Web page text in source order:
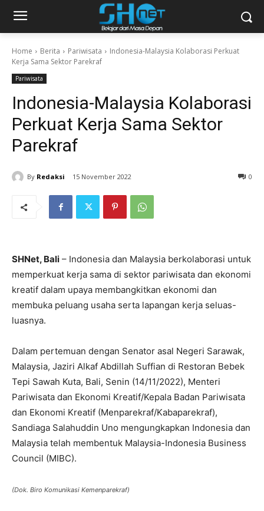
Home Berita Pariwisata
Indonesia-Malaysia Kolaborasi Perkuat
Kerja Sama Sektor Parekraf
Pariwisata
Indonesia-Malaysia Kolaborasi
Perkuat Kerja Sama Sektor
Parekraf
By Redaksi 15 November 2022 0
SHNet, Bali – Indonesia dan Malaysia berkolaborasi untuk
memperkuat kerja sama di sektor pariwisata dan ekonomi
kreatif dalam upaya membangkitkan ekonomi dan
membuka peluang usaha serta lapangan kerja seluas-
luasnya.
Dalam pertemuan dengan Senator asal Negeri Sarawak,
Malaysia, Jaziri Alkaf Abdillah Suffian di Restoran Bebek
Tepi Sawah Kuta, Bali, Senin (14/11/2022), Menteri
Pariwisata dan Ekonomi Kreatif/Kepala Badan Pariwisata
dan Ekonomi Kreatif (Menparekraf/Kabaparekraf),
Sandiaga Salahuddin Uno mengungkapkan Indonesia dan
Malaysia telah membentuk Malaysia-Indonesia Business
Council (MIBC).
(Dok. Biro Komunikasi Kemenparekraf)